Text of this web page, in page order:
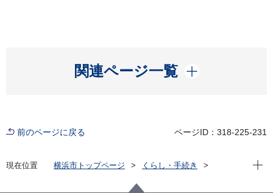
関連ページ一覧
開く
前のページに戻る ページID：318-225-231
現在位置 横浜市トップページ
くらし・手続き
住宅に関する各種支援制度等
現在